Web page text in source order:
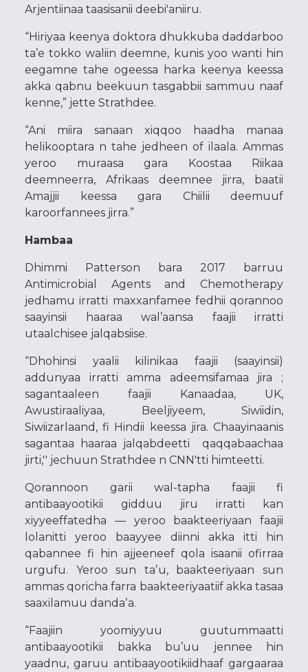
Arjentiinaa taasisanii deebi'aniiru.
“Hiriyaa keenya doktora dhukkuba daddarboo
ta’e tokko waliin deemne, kunis yoo wanti hin
eegamne tahe ogeessa harka keenya keessa
akka qabnu beekuun tasgabbii sammuu naaf
kenne,” jette Strathdee.
“Ani miira sanaan xiqqoo haadha manaa
helikooptara n tahe jedheen of ilaala. Ammas
yeroo muraasa gara Koostaa Riikaa
deemneerra, Afrikaas deemnee jirra, baatii
Amajjii keessa gara Chiilii deemuuf
karoorfannees jirra.”
Hambaa
Dhimmi Patterson bara 2017 barruu
Antimicrobial Agents and Chemotherapy
jedhamu irratti maxxanfamee fedhii qorannoo
saayinsii haaraa wal’aansa faajii irratti
utaalchisee jalqabsiise.
“Dhohinsi yaalii kilinikaa faajii (saayinsii)
addunyaa irratti amma adeemsifamaa jira ;
sagantaaleen faajii Kanaadaa, UK,
Awustiraaliyaa, Beeljiyeem, Siwiidin,
Siwiizarlaand, fi Hindii keessa jira. Chaayinaanis
sagantaa haaraa jalqabdeetti qaqqabaachaa
jirti,'' jechuun Strathdee n CNN'tti himteetti.
Qorannoon garii wal-tapha faajii fi
antibaayootikii gidduu jiru irratti kan
xiyyeeffatedha — yeroo baakteeriyaan faajii
lolanitti yeroo baayyee diinni akka itti hin
qabannee fi hin ajjeeneef qola isaanii ofirraa
urgufu. Yeroo sun taʼu, baakteeriyaan sun
ammas qoricha farra baakteeriyaatiif akka tasaa
saaxilamuu dandaʼa.
“Faajiin yoomiyyuu guutummaatti
antibaayootikii bakka bu’uu jennee hin
yaadnu, garuu antibaayootikiidhaaf gargaaraa